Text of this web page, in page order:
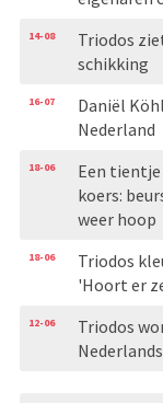
14-08
Triodos
schikking
16-07
Daniël
Nederland
18-06
Een
koers:
weer hoop
18-06
Triodos
'Hoort er
12-06
Triodos